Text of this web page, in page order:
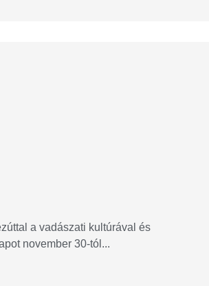
a vadászati kultúrával és
november 30-tól...